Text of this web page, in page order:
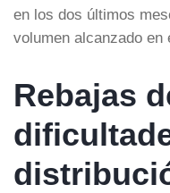
en los dos últimos
volumen alcanzado en
Rebajas